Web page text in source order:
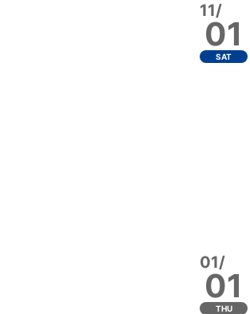
11/
01
SAT
01/
01
THU